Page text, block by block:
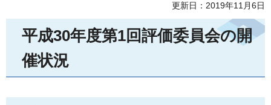
更新日：2019年11月6日
平成30年度第1回評価委員会の開
催状況